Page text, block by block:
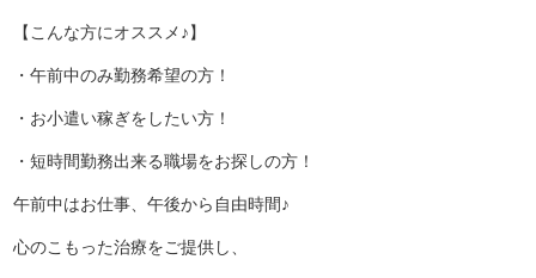
【こんな方にオススメ♪】
・午前中のみ勤務希望の方！
・お小遣い稼ぎをしたい方！
・短時間勤務出来る職場をお探しの方！
午前中はお仕事、午後から自由時間♪
心のこもった治療をご提供し、